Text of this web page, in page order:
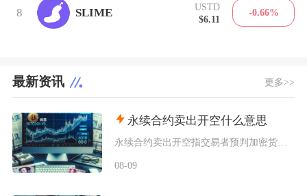
8 SLIME
USTD
$6.11
-0.66%
最新资讯 更多>>
永续合约卖出开空什么意思
08-09